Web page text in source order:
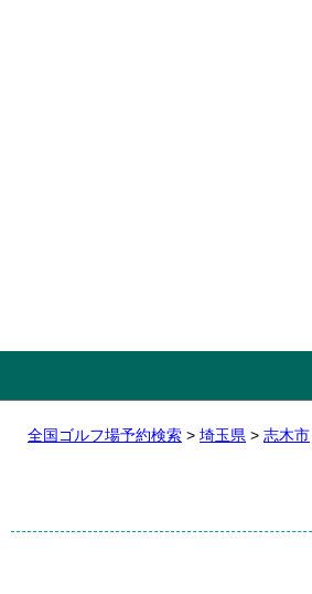
全国ゴルフ場予約検索 > 埼玉県 > 志木市